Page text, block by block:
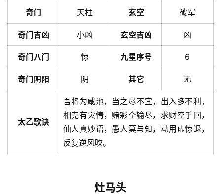
奇门 天柱 玄空 破军
奇门吉凶 小凶 玄空吉凶 凶
奇门八门 惊 九星序号 6
奇门阴阳 阴 其它 无
太乙歌诀
吾将为咸池，当之尽不宜，出入多不利，
相克有灾情，赌彩全输尽，求财空手回，
仙人真妙语，愚人莫与知，动用虚惊退，
反复逆风吹。
灶马头